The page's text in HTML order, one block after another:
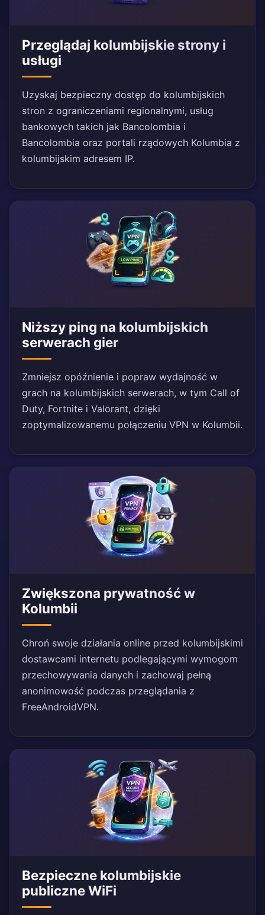
Przeglądaj kolumbijskie strony i
usługi
Uzyskaj bezpieczny dostęp do kolumbijskich
stron z ograniczeniami regionalnymi, usług
bankowych takich jak Bancolombia i
Bancolombia oraz portali rządowych Kolumbia z
kolumbijskim adresem IP.
Niższy ping na kolumbijskich
serwerach gier
Zmniejsz opóźnienie i popraw wydajność w
grach na kolumbijskich serwerach, w tym Call of
Duty, Fortnite i Valorant, dzięki
zoptymalizowanemu połączeniu VPN w Kolumbii.
Zwiększona prywatność w
Kolumbii
Chroń swoje działania online przed kolumbijskimi
dostawcami internetu podlegającymi wymogom
przechowywania danych i zachowaj pełną
anonimowość podczas przeglądania z
FreeAndroidVPN.
Bezpieczne kolumbijskie
publiczne WiFi